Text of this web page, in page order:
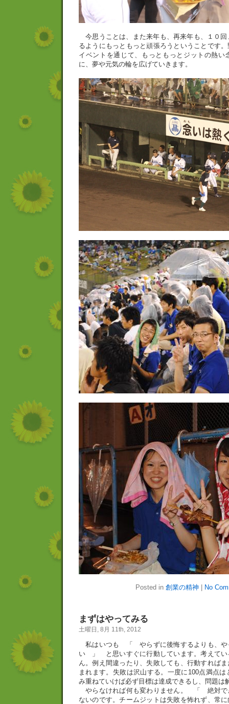
今思うことは、また来年も、再来年も、１０
るようにもっともっと頑張ろうということです
イベントを通じて、もっともっとジットの熱い
に、夢や元気の輪を広げていきます。
Posted in 創業の精神| No
まずはやってみる
土曜日, 8月 11th, 2012
私はいつも 「 やらずに後悔するよりも、や
い 」 と思いすぐに行動しています。考えてい
ん。例え間違ったり、失敗しても、行動すれば
まれます。失敗は沢山する。一度に100点満点
み重ねていけば必ず目標は達成できるし、問題は
やらなければ何も変わりません。 「 絶対
ないのです。チームジットは失敗を怖れず、常